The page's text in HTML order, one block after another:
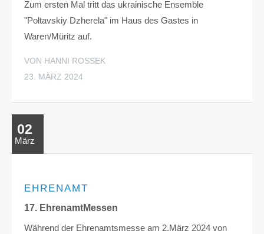
Zum ersten Mal tritt das ukrainische Ensemble
"Poltavskiy Dzherela" im Haus des Gastes in
Waren/Müritz auf.
VON HANNI ROSSEK
23. MÄRZ 2024
02
März
EHRENAMT
17. EhrenamtMessen
Während der Ehrenamtsmesse am 2.März 2024 von